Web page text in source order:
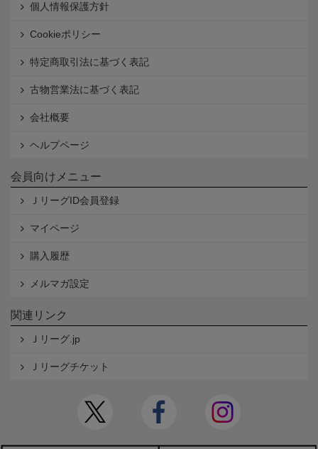
個人情報保護方針
Cookieポリシー
特定商取引法に基づく表記
古物営業法に基づく表記
会社概要
ヘルプページ
会員向けメニュー
ＪリーグID会員登録
マイページ
購入履歴
メルマガ設定
関連リンク
Ｊリーグ.jp
Ｊリーグチケット